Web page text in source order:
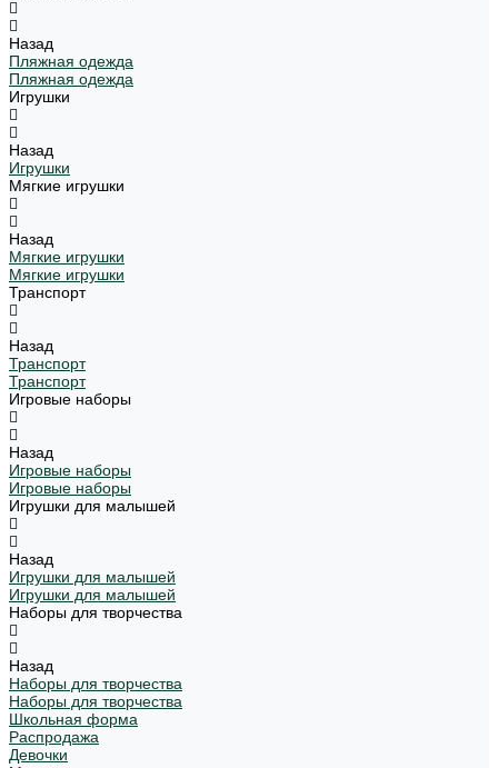
Назад
Пляжная одежда
Пляжная одежда
Игрушки
Назад
Игрушки
Мягкие игрушки
Назад
Мягкие игрушки
Мягкие игрушки
Транспорт
Назад
Транспорт
Транспорт
Игровые наборы
Назад
Игровые наборы
Игровые наборы
Игрушки для малышей
Назад
Игрушки для малышей
Игрушки для малышей
Наборы для творчества
Назад
Наборы для творчества
Наборы для творчества
Школьная форма
Распродажа
Девочки